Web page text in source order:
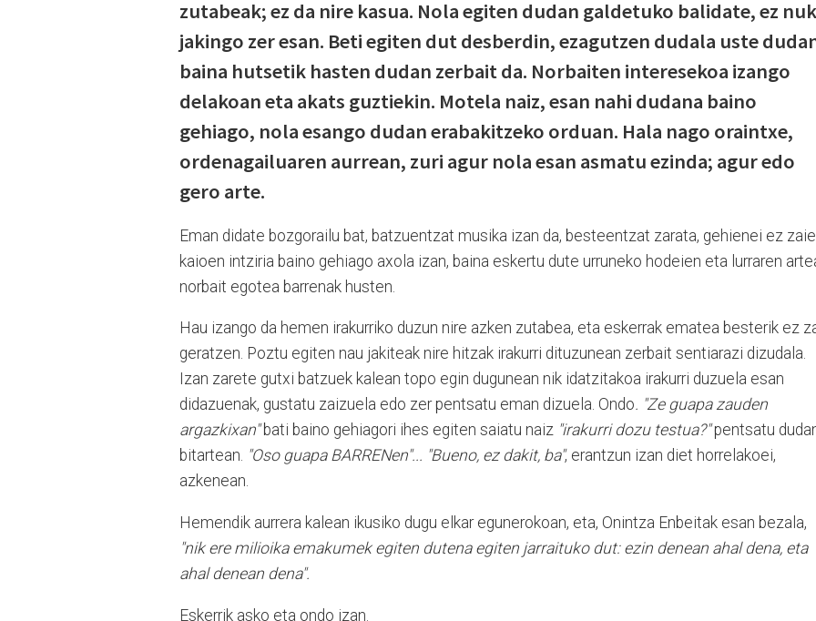
zutabeak; ez da nire kasua. Nola egiten dudan galdetuko balidate, ez
jakingo zer esan. Beti egiten dut desberdin, ezagutzen dudala uste
baina hutsetik hasten dudan zerbait da. Norbaiten interesekoa izango
delakoan eta akats guztiekin. Motela naiz, esan nahi dudana baino
gehiago, nola esango dudan erabakitzeko orduan. Hala nago oraintxe,
ordenagailuaren aurrean, zuri agur nola esan asmatu ezinda; agur edo
gero arte.
Eman didate bozgorailu bat, batzuentzat musika izan da, besteentzat zarata, gehienei ez zaie
kaioen intziria baino gehiago axola izan, baina eskertu dute urruneko hodeien eta lurraren
norbait egotea barrenak husten.
Hau izango da hemen irakurriko duzun nire azken zutabea, eta eskerrak ematea besterik ez
geratzen. Poztu egiten nau jakiteak nire hitzak irakurri dituzunean zerbait sentiarazi dizudala.
Izan zarete gutxi batzuek kalean topo egin dugunean nik idatzitakoa irakurri duzuela esan
didazuenak, gustatu zaizuela edo zer pentsatu eman dizuela. Ondo. "Ze guapa zauden
argazkixan"bati baino gehiagori ihes egiten saiatu naiz "irakurri dozu testua?"pentsatu
bitartean. "Oso guapa BARRENen"... "Bueno, ez dakit, ba", erantzun izan diet horrelakoei,
azkenean.
Hemendik aurrera kalean ikusiko dugu elkar egunerokoan, eta, Onintza Enbeitak esan bezala,
"nik ere milioika emakumek egiten dutena egiten jarraituko dut: ezin denean ahal dena, eta
ahal denean dena".
Eskerrik asko eta ondo izan.